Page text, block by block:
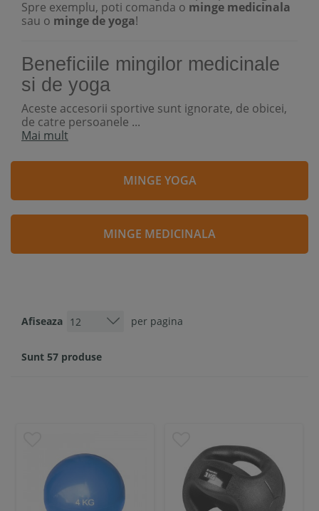
Spre exemplu, poti comanda o minge medicinala
sau o minge de yoga!
Beneficiile mingilor medicinale
si de yoga
Aceste accesorii sportive sunt ignorate, de obicei,
de catre persoanele ...
Mai mult
MINGE YOGA
MINGE MEDICINALA
Afiseaza per pagina
Sunt 57 produse